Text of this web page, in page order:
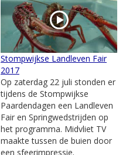
Stompwijkse Landleven Fair
2017
Op zaterdag 22 juli stonden er
tijdens de Stompwijkse
Paardendagen een Landleven
Fair en Springwedstrijden op
het programma. Midvliet TV
maakte tussen de buien door
een sfeerimpressie.